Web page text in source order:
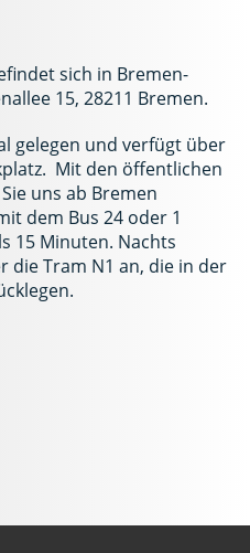
sich in Bremen-
15, 28211 Bremen.
gelegen und verfügt über
Mit den öffentlichen
uns ab Bremen
dem Bus 24 oder 1
15 Minuten. Nachts
die Tram N1 an, die in der